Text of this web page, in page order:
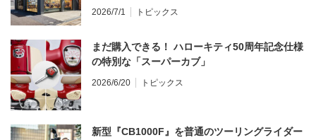
2026/7/1 トピックス
まだ購入できる！ ハローキティ50周年記念仕様
の特別な「スーパーカブ」
2026/6/20 トピックス
新型『CB1000F』を普通のツーリングライダー